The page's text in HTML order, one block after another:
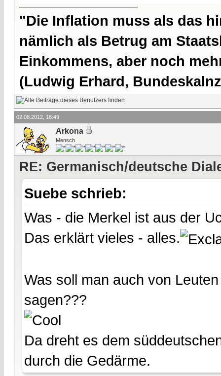
"Die Inflation muss als das
nämlich als Betrug am
Einkommens, aber noch
(Ludwig Erhard,
02.08.2012, 18:49
Arkona
Mensch
RE: Germanisch/deutsche
Suebe schrieb:
Was - die Merkel ist aus der
Das erklärt vieles - alles.
Was soll man auch von
sagen???
Da dreht es dem
durch die Gedärme.